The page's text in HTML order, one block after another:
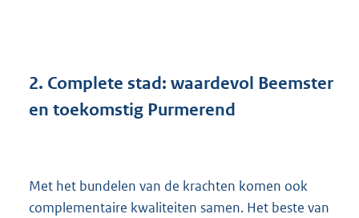
2. Complete stad: waardevol Beemster
en toekomstig Purmerend
Met het bundelen van de krachten komen ook
complementaire kwaliteiten samen. Het beste van